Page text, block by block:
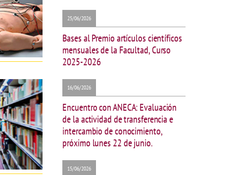
25/06/2026
Bases al Premio artículos científicos
mensuales de la Facultad, Curso
2025-2026
16/06/2026
Encuentro con ANECA: Evaluación
de la actividad de transferencia e
intercambio de conocimiento,
próximo lunes 22 de junio.
15/06/2026